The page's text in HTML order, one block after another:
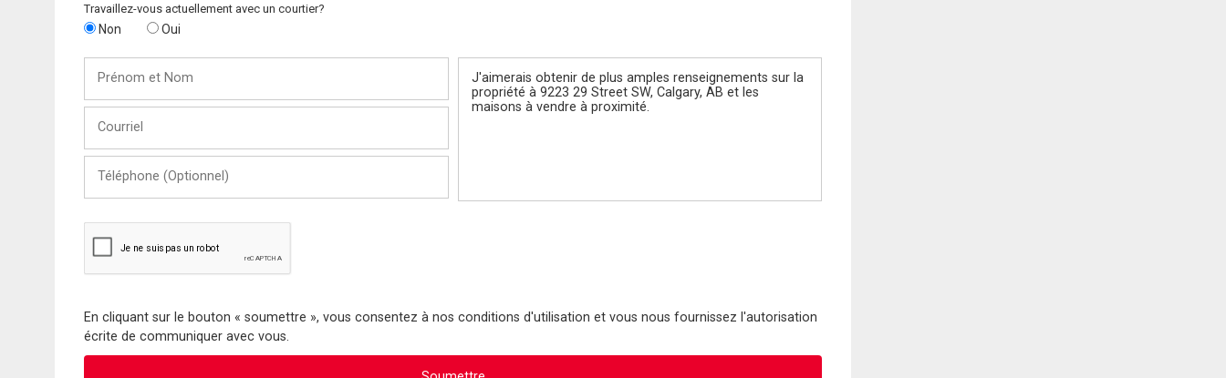
Travaillez-vous actuellement avec un courtier?
Non Oui
Nom
(Optionnel)
En cliquant sur le bouton « soumettre », vous consentez à nos conditions d'utilisation et vous nous fournissez l'autorisation
écrite de communiquer avec vous.